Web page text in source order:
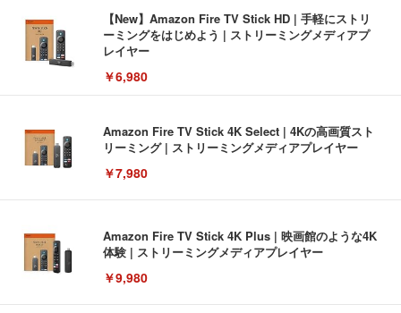
【New】Amazon Fire TV Stick HD | 手軽にストリ
ーミングをはじめよう | ストリーミングメディアプ
レイヤー
￥6,980
Amazon Fire TV Stick 4K Select | 4Kの高画質スト
リーミング | ストリーミングメディアプレイヤー
￥7,980
Amazon Fire TV Stick 4K Plus | 映画館のような4K
体験 | ストリーミングメディアプレイヤー
￥9,980